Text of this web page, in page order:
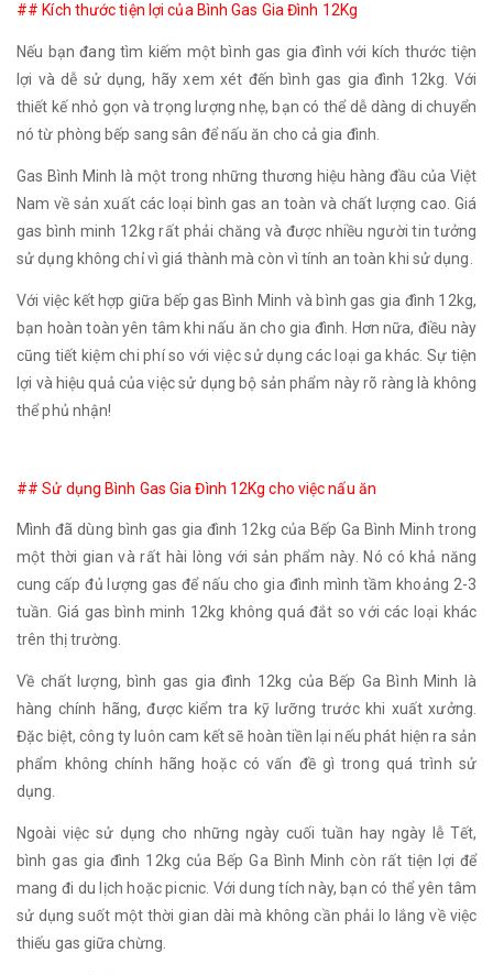
## Kích thước tiện lợi của Bình Gas Gia Đình 12Kg
Nếu bạn đang tìm kiếm một bình gas gia đình với kích thước tiện
lợi và dễ sử dụng, hãy xem xét đến bình gas gia đình 12kg. Với
thiết kế nhỏ gọn và trọng lượng nhẹ, bạn có thể dễ dàng di chuyển
nó từ phòng bếp sang sân để nấu ăn cho cả gia đình.
Gas Bình Minh là một trong những thương hiệu hàng đầu của Việt
Nam về sản xuất các loại bình gas an toàn và chất lượng cao. Giá
gas bình minh 12kg rất phải chăng và được nhiều người tin tưởng
sử dụng không chỉ vì giá thành mà còn vì tính an toàn khi sử dụng.
Với việc kết hợp giữa bếp gas Bình Minh và bình gas gia đình 12kg,
bạn hoàn toàn yên tâm khi nấu ăn cho gia đình. Hơn nữa, điều này
cũng tiết kiệm chi phí so với việc sử dụng các loại ga khác. Sự tiện
lợi và hiệu quả của việc sử dụng bộ sản phẩm này rõ ràng là không
thể phủ nhận!
## Sử dụng Bình Gas Gia Đình 12Kg cho việc nấu ăn
Mình đã dùng bình gas gia đình 12kg của Bếp Ga Bình Minh trong
một thời gian và rất hài lòng với sản phẩm này. Nó có khả năng
cung cấp đủ lượng gas để nấu cho gia đình mình tầm khoảng 2-3
tuần. Giá gas bình minh 12kg không quá đắt so với các loại khác
trên thị trường.
Về chất lượng, bình gas gia đình 12kg của Bếp Ga Bình Minh là
hàng chính hãng, được kiểm tra kỹ lưỡng trước khi xuất xưởng.
Đặc biệt, công ty luôn cam kết sẽ hoàn tiền lại nếu phát hiện ra sản
phẩm không chính hãng hoặc có vấn đề gì trong quá trình sử
dụng.
Ngoài việc sử dụng cho những ngày cuối tuần hay ngày lễ Tết,
bình gas gia đình 12kg của Bếp Ga Bình Minh còn rất tiện lợi để
mang đi du lịch hoặc picnic. Với dung tích này, bạn có thể yên tâm
sử dụng suốt một thời gian dài mà không cần phải lo lắng về việc
thiếu gas giữa chừng.